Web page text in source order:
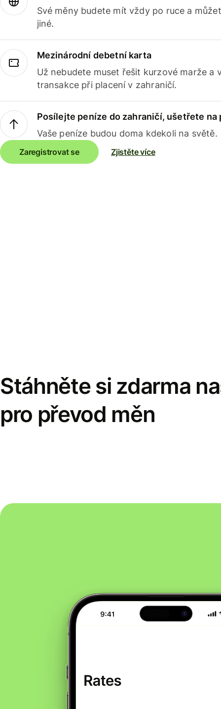
Své měny budete mít vždy po ruce a
jiné.
Mezinárodní debetní karta
Už nebudete muset řešit kurzové marže a
transakce při placení v zahraničí.
Posílejte peníze do zahraničí, ušetřete na
Vaše peníze budou doma kdekoli na světě.
Zaregistrovat se Zjistěte více
Stáhněte si zdarma
pro převod měn